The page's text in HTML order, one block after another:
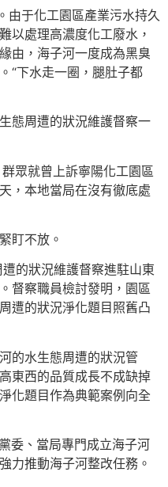
由于化工園區產業污水持久
以處理高濃度化工廢水，
由，海子河一度成為黑臭
“下水走一圈，腿肚子都
態周遭的狀況維護督察一
眾就曾上訴寧陽化工園區
，本地當局在沒有徹底處
盯不放。
的狀況維護督察進駐山東
督察職員檢討發明，園區
遭的狀況淨化題目照舊凸
的水生態周遭的狀況管
東西的品質成長不成缺掉
化題目作為典範案例向全
委、當局專門成立海子河
力推動海子河整改任務。